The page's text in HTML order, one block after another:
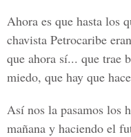
Ahora es que hasta los
chavista Petrocaribe
que ahora sí... que trae
miedo, que hay que
Así nos la pasamos los
mañana y haciendo el